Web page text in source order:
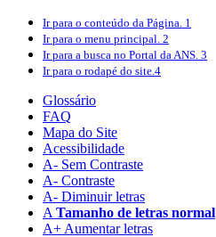
Ir para o conteúdo da Página. 1
Ir para o menu principal. 2
Ir para a busca no Portal da ANS. 3
Ir para o rodapé do site.4
Glossário
FAQ
Mapa do Site
Acessibilidade
A- Sem Contraste
A- Contraste
A- Diminuir letras
A Tamanho de letras normal
A+ Aumentar letras